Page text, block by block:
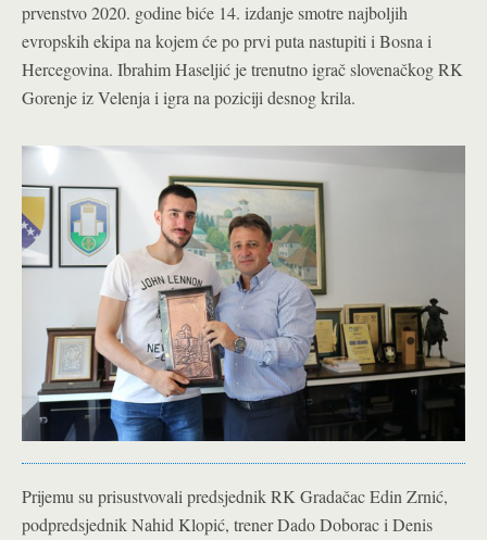
prvenstvo 2020. godine biće 14. izdanje smotre najboljih
evropskih ekipa na kojem će po prvi puta nastupiti i Bosna i
Hercegovina. Ibrahim Haseljić je trenutno igrač slovenačkog RK
Gorenje iz Velenja i igra na poziciji desnog krila.
Prijemu su prisustvovali predsjednik RK Gradačac Edin Zrnić,
podpredsjednik Nahid Klopić, trener Dado Doborac i Denis